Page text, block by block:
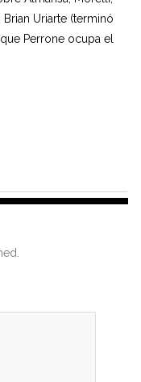
Uriarte (terminó
Perrone ocupa el